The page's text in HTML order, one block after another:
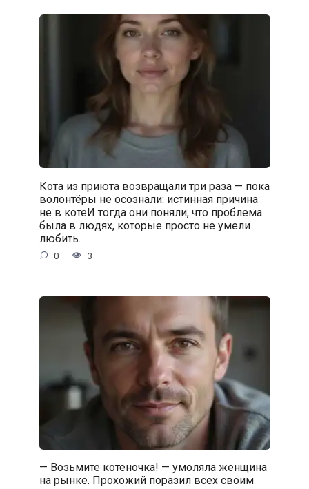
Кота из приюта возвращали три раза — пока
волонтёры не осознали: истинная причина
не в котеИ тогда они поняли, что проблема
была в людях, которые просто не умели
любить.
0 3
— Возьмите котеночка! — умоляла женщина
на рынке. Прохожий поразил всех своим